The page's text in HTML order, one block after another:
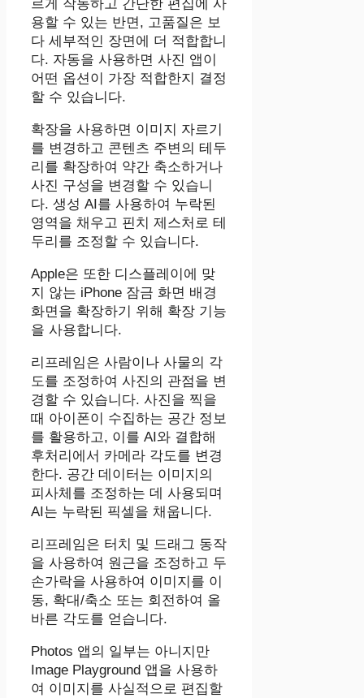
르게 작동하고 간단한 편집에 사
용할 수 있는 반면, 고품질은 보
다 세부적인 장면에 더 적합합니
다. 자동을 사용하면 ‌사진‌ 앱이
어떤 옵션이 가장 적합한지 결정
할 수 있습니다.
확장을 사용하면 이미지 자르기
를 변경하고 콘텐츠 주변의 테두
리를 확장하여 약간 축소하거나
사진 구성을 변경할 수 있습니
다. 생성 AI를 사용하여 누락된
영역을 채우고 핀치 제스처로 테
두리를 조정할 수 있습니다.
Apple은 또한 디스플레이에 맞
지 않는 iPhone 잠금 화면 배경
화면을 확장하기 위해 확장 기능
을 사용합니다.
리프레임은 사람이나 사물의 각
도를 조정하여 사진의 관점을 변
경할 수 있습니다. 사진을 찍을
때 아이폰이 수집하는 공간 정보
를 활용하고, 이를 AI와 결합해
후처리에서 카메라 각도를 변경
한다. 공간 데이터는 이미지의
피사체를 조정하는 데 사용되며
AI는 누락된 픽셀을 채웁니다.
리프레임은 터치 및 드래그 동작
을 사용하여 원근을 조정하고 두
손가락을 사용하여 이미지를 이
동, 확대/축소 또는 회전하여 올
바른 각도를 얻습니다.
‌Photos‌ 앱의 일부는 아니지만
Image Playground 앱을 사용하
여 이미지를 사실적으로 편집할